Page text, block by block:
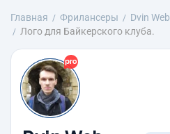
Главная Фрилансеры Dvin Web
Лого для Байкерского клуба.